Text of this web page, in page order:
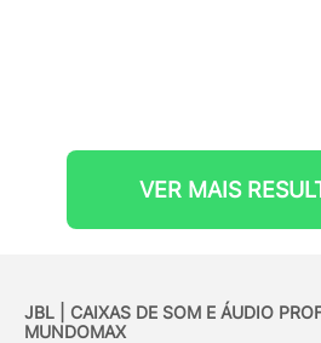
VER MAIS
JBL | CAIXAS DE SOM E ÁUDIO
MUNDOMAX